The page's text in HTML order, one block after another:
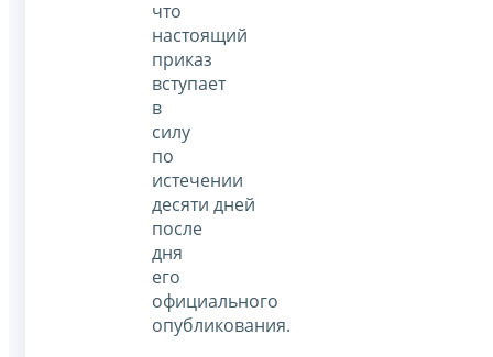
что
настоящий
приказ
вступает
в
силу
по
истечении
десяти дней
после
дня
его
официального
опубликования.